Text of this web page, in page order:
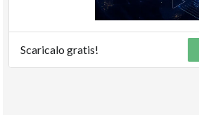
Scaricalo gratis!